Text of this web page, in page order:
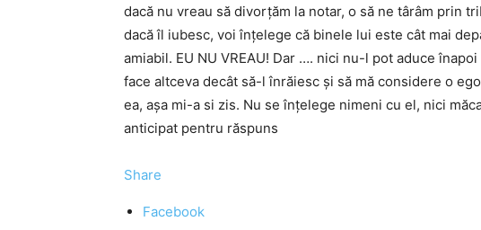
dacă nu vreau să divorțăm la notar, o să ne târâm prin
dacă îl iubesc, voi înțelege că binele lui este cât mai
amiabil. EU NU VREAU! Dar …. nici nu-l pot aduce
face altceva decât să-l înrăiesc și să mă considere o
ea, așa mi-a si zis. Nu se înțelege nimeni cu el, nici
anticipat pentru răspuns
Share
Facebook